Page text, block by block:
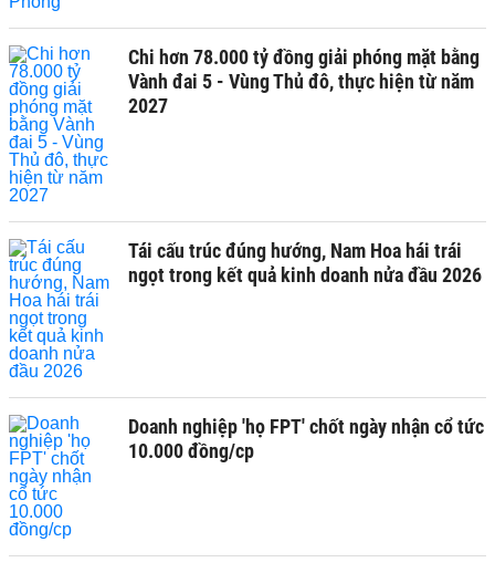
Chi hơn 78.000 tỷ đồng giải phóng mặt bằng
Vành đai 5 - Vùng Thủ đô, thực hiện từ năm
2027
Tái cấu trúc đúng hướng, Nam Hoa hái trái
ngọt trong kết quả kinh doanh nửa đầu 2026
Doanh nghiệp 'họ FPT' chốt ngày nhận cổ tức
10.000 đồng/cp